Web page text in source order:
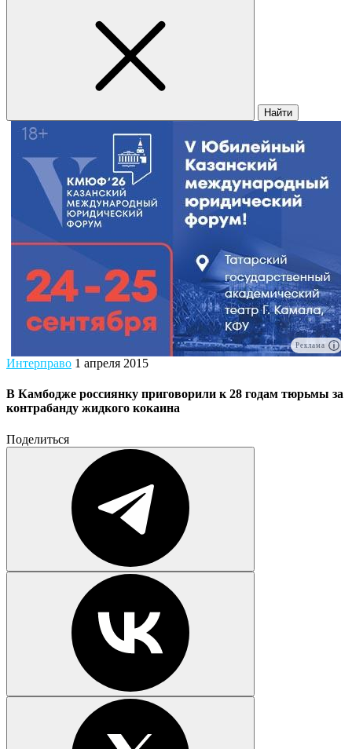
Найти
Реклама
Интерправо 1 апреля 2015
В Камбодже россиянку приговорили к 28 годам тюрьмы за
контрабанду жидкого кокаина
Поделиться